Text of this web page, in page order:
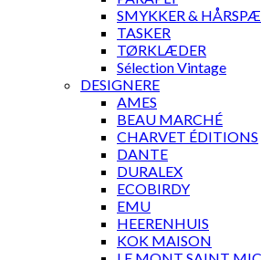
SMYKKER &
TASKER
TØRKLÆDER
Sélection Vintage
DESIGNERE
AMES
BEAU MARCHÉ
CHARVET ÉDITIONS
DANTE
DURALEX
ECOBIRDY
EMU
HEERENHUIS
KOK MAISON